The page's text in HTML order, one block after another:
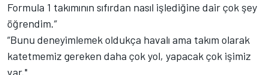
Formula 1 takımının sıfırdan nasıl işlediğine dair çok şey
öğrendim.”
“Bunu deneyimlemek oldukça havalı ama takım olarak
katetmemiz gereken daha çok yol, yapacak çok işimiz
var."